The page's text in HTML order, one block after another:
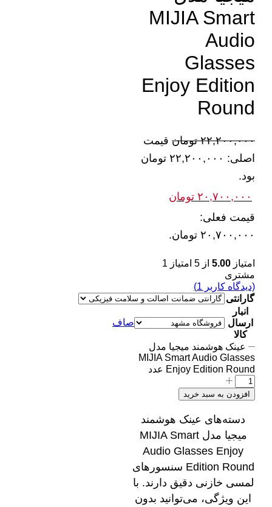
MIJIA Smart
Audio
Glasses
Enjoy Edition
Round
۲۲,۲۰۰,۰۰۰ تومان قیمت
اصلی: ۲۲,۲۰۰,۰۰۰ تومان
بود.
۲۰,۷۰۰,۰۰۰ تومان
قیمت فعلی:
۲۰,۷۰۰,۰۰۰ تومان.
امتیاز 5.00 از 5 امتیاز
1
مشتری
(دیدگاه کاربر 1
)
گارانتی
انبار
ارسال
کالا
صاف
عینک هوشمند میجیا مدل
MIJIA Smart Audio Glasses
Enjoy Edition Round عدد
افزودن به سبد خرید
دسته‌های عینک هوشمند
میجیا مدل MIJIA Smart
Audio Glasses Enjoy
Edition Round سنسورهای
لمسی خازنی دقیق دارند. با
این ویژگی، می‌توانید بدون